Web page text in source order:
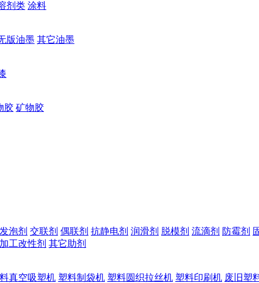
剂类 涂料
版油墨 其它油墨
胶 矿物胶
发泡剂 交联剂 偶联剂 抗静电剂 润滑剂 脱模剂 流滴剂 防霉剂
加工改性剂 其它助剂
真空吸塑机 塑料制袋机 塑料圆织拉丝机 塑料印刷机 废旧塑